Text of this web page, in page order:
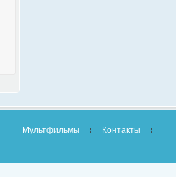
Мультфильмы Контакты